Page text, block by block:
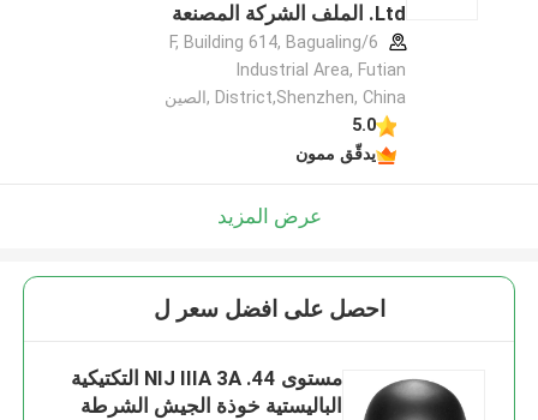
Ltd. الملف الشركة المصنعة
6/F, Building 614, Bagualing
Industrial Area, Futian
District,Shenzhen, China ,الصين
5.0
يدقّق ممون
عرض المزيد
احصل على افضل سعر ل
مستوى NIJ IIIA 3A .44 التكتيكية
الباليستية خوذة الجيش الشرطة